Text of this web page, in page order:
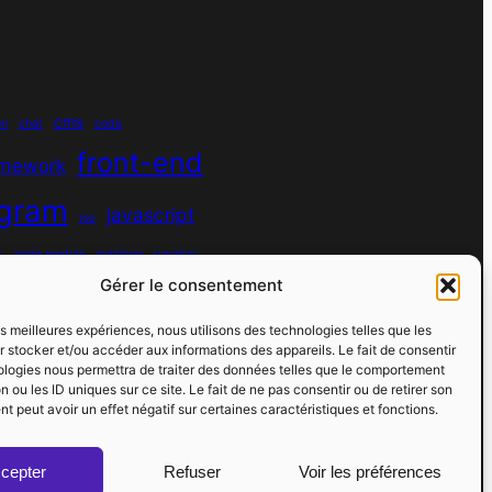
Gérer le consentement
meilleures expériences, nous utilisons des technologies telles que les
stocker et/ou accéder aux informations des appareils. Le fait de consentir
nous permettra de traiter des données telles que le comportement
ou les ID uniques sur ce site. Le fait de ne pas consentir ou de retirer son
peut avoir un effet négatif sur certaines caractéristiques et fonctions.
Refuser Voir les préférences
chat cms coda
front-end
ios javascript
node module nutrition parallax
sport spotify spécificité
vibe coding virtual host vscode